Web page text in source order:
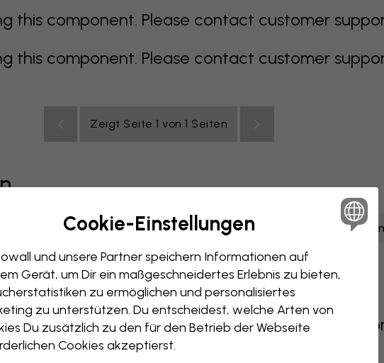
this component. Please contact customer
this component. Please contact customer
Zeigt Seite 1 von 1 Seiten
bunt orange rosa lila rot türkis
Büro Jugendzimmer Dächer
this component. Please contact customer
Cookie-Einstellungen
und unsere Partner speichern Informationen auf
Gerät, um Dir ein maßgeschneidertes Erlebnis zu bieten,
zu ermöglichen und personalisiertes
zu unterstützen. Du entscheidest, welche Arten von
Du zusätzlich zu den für den Betrieb der Webseite
Cookies akzeptierst.